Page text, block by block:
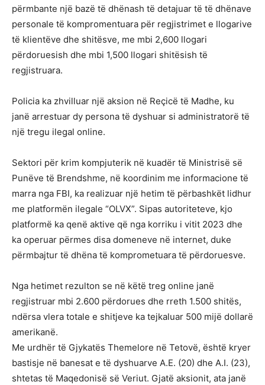
përmbante një bazë të dhënash të detajuar të të dhënave
personale të kompromentuara për regjistrimet e llogarive
të klientëve dhe shitësve, me mbi 2,600 llogari
përdoruesish dhe mbi 1,500 llogari shitësish të
regjistruara.
Policia ka zhvilluar një aksion në Reçicë të Madhe, ku
janë arrestuar dy persona të dyshuar si administratorë të
një tregu ilegal online.
Sektori për krim kompjuterik në kuadër të Ministrisë së
Punëve të Brendshme, në koordinim me informacione të
marra nga FBI, ka realizuar një hetim të përbashkët lidhur
me platformën ilegale “OLVX”. Sipas autoriteteve, kjo
platformë ka qenë aktive që nga korriku i vitit 2023 dhe
ka operuar përmes disa domeneve në internet, duke
përmbajtur të dhëna të komprometuara të përdoruesve.
Nga hetimet rezulton se në këtë treg online janë
regjistruar mbi 2.600 përdorues dhe rreth 1.500 shitës,
ndërsa vlera totale e shitjeve ka tejkaluar 500 mijë dollarë
amerikanë.
Me urdhër të Gjykatës Themelore në Tetovë, është kryer
bastisje në banesat e të dyshuarve A.E. (20) dhe A.I. (23),
shtetas të Maqedonisë së Veriut. Gjatë aksionit, ata janë